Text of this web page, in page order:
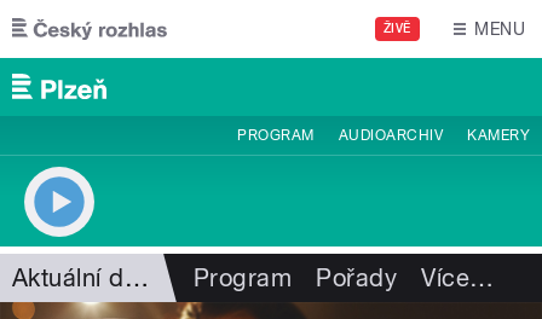
Přejít k hlavnímu obsahu
ŽIVĚ MENU
PROGRAM AUDIOARCHIV KAMERY
Aktuální dění Program Pořady Více…